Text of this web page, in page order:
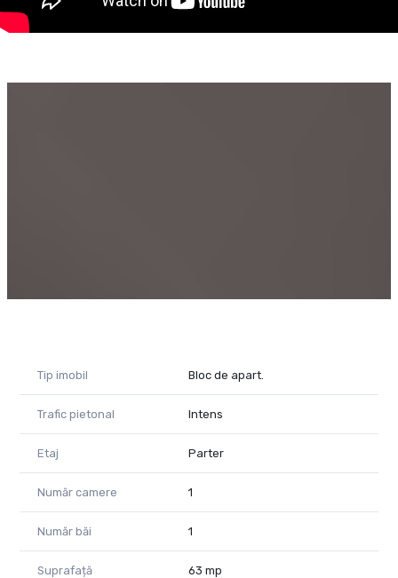
Grup sanitar propriu
Situat la parterul unei clădiri noi
CP2943667
Tip imobil Bloc de apart.
Trafic pietonal Intens
Etaj Parter
Număr camere 1
Număr băi 1
Suprafață
63 mp